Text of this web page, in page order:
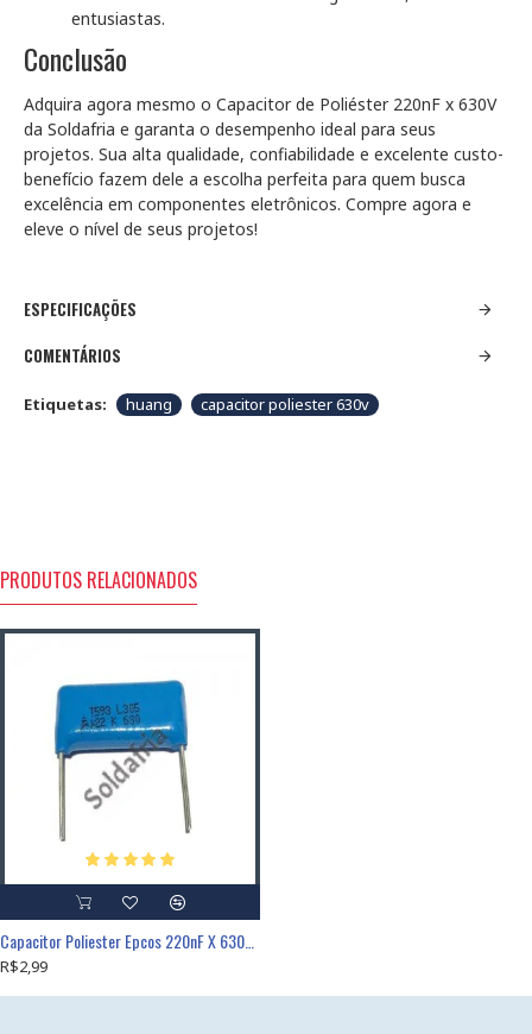
entusiastas.
Conclusão
Adquira agora mesmo o Capacitor de Poliéster 220nF x 630V
da Soldafria e garanta o desempenho ideal para seus
projetos. Sua alta qualidade, confiabilidade e excelente custo-
benefício fazem dele a escolha perfeita para quem busca
excelência em componentes eletrônicos. Compre agora e
eleve o nível de seus projetos!
ESPECIFICAÇÕES
COMENTÁRIOS
Etiquetas: huang capacitor poliester 630v
PRODUTOS RELACIONADOS
R$2,99